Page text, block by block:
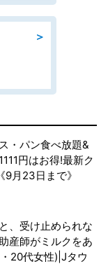
＞
・パン食べ放題&
円はお得!最新ク
月23日まで》
、受け止められな
産師がミルクをあ
20代女性)|Jタウ